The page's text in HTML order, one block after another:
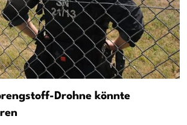
Drohne könnte